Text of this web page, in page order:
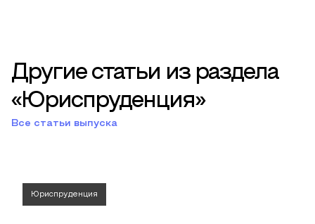
Другие статьи из раздела
«Юриспруденция»
Все статьи выпуска
Юриспруденция